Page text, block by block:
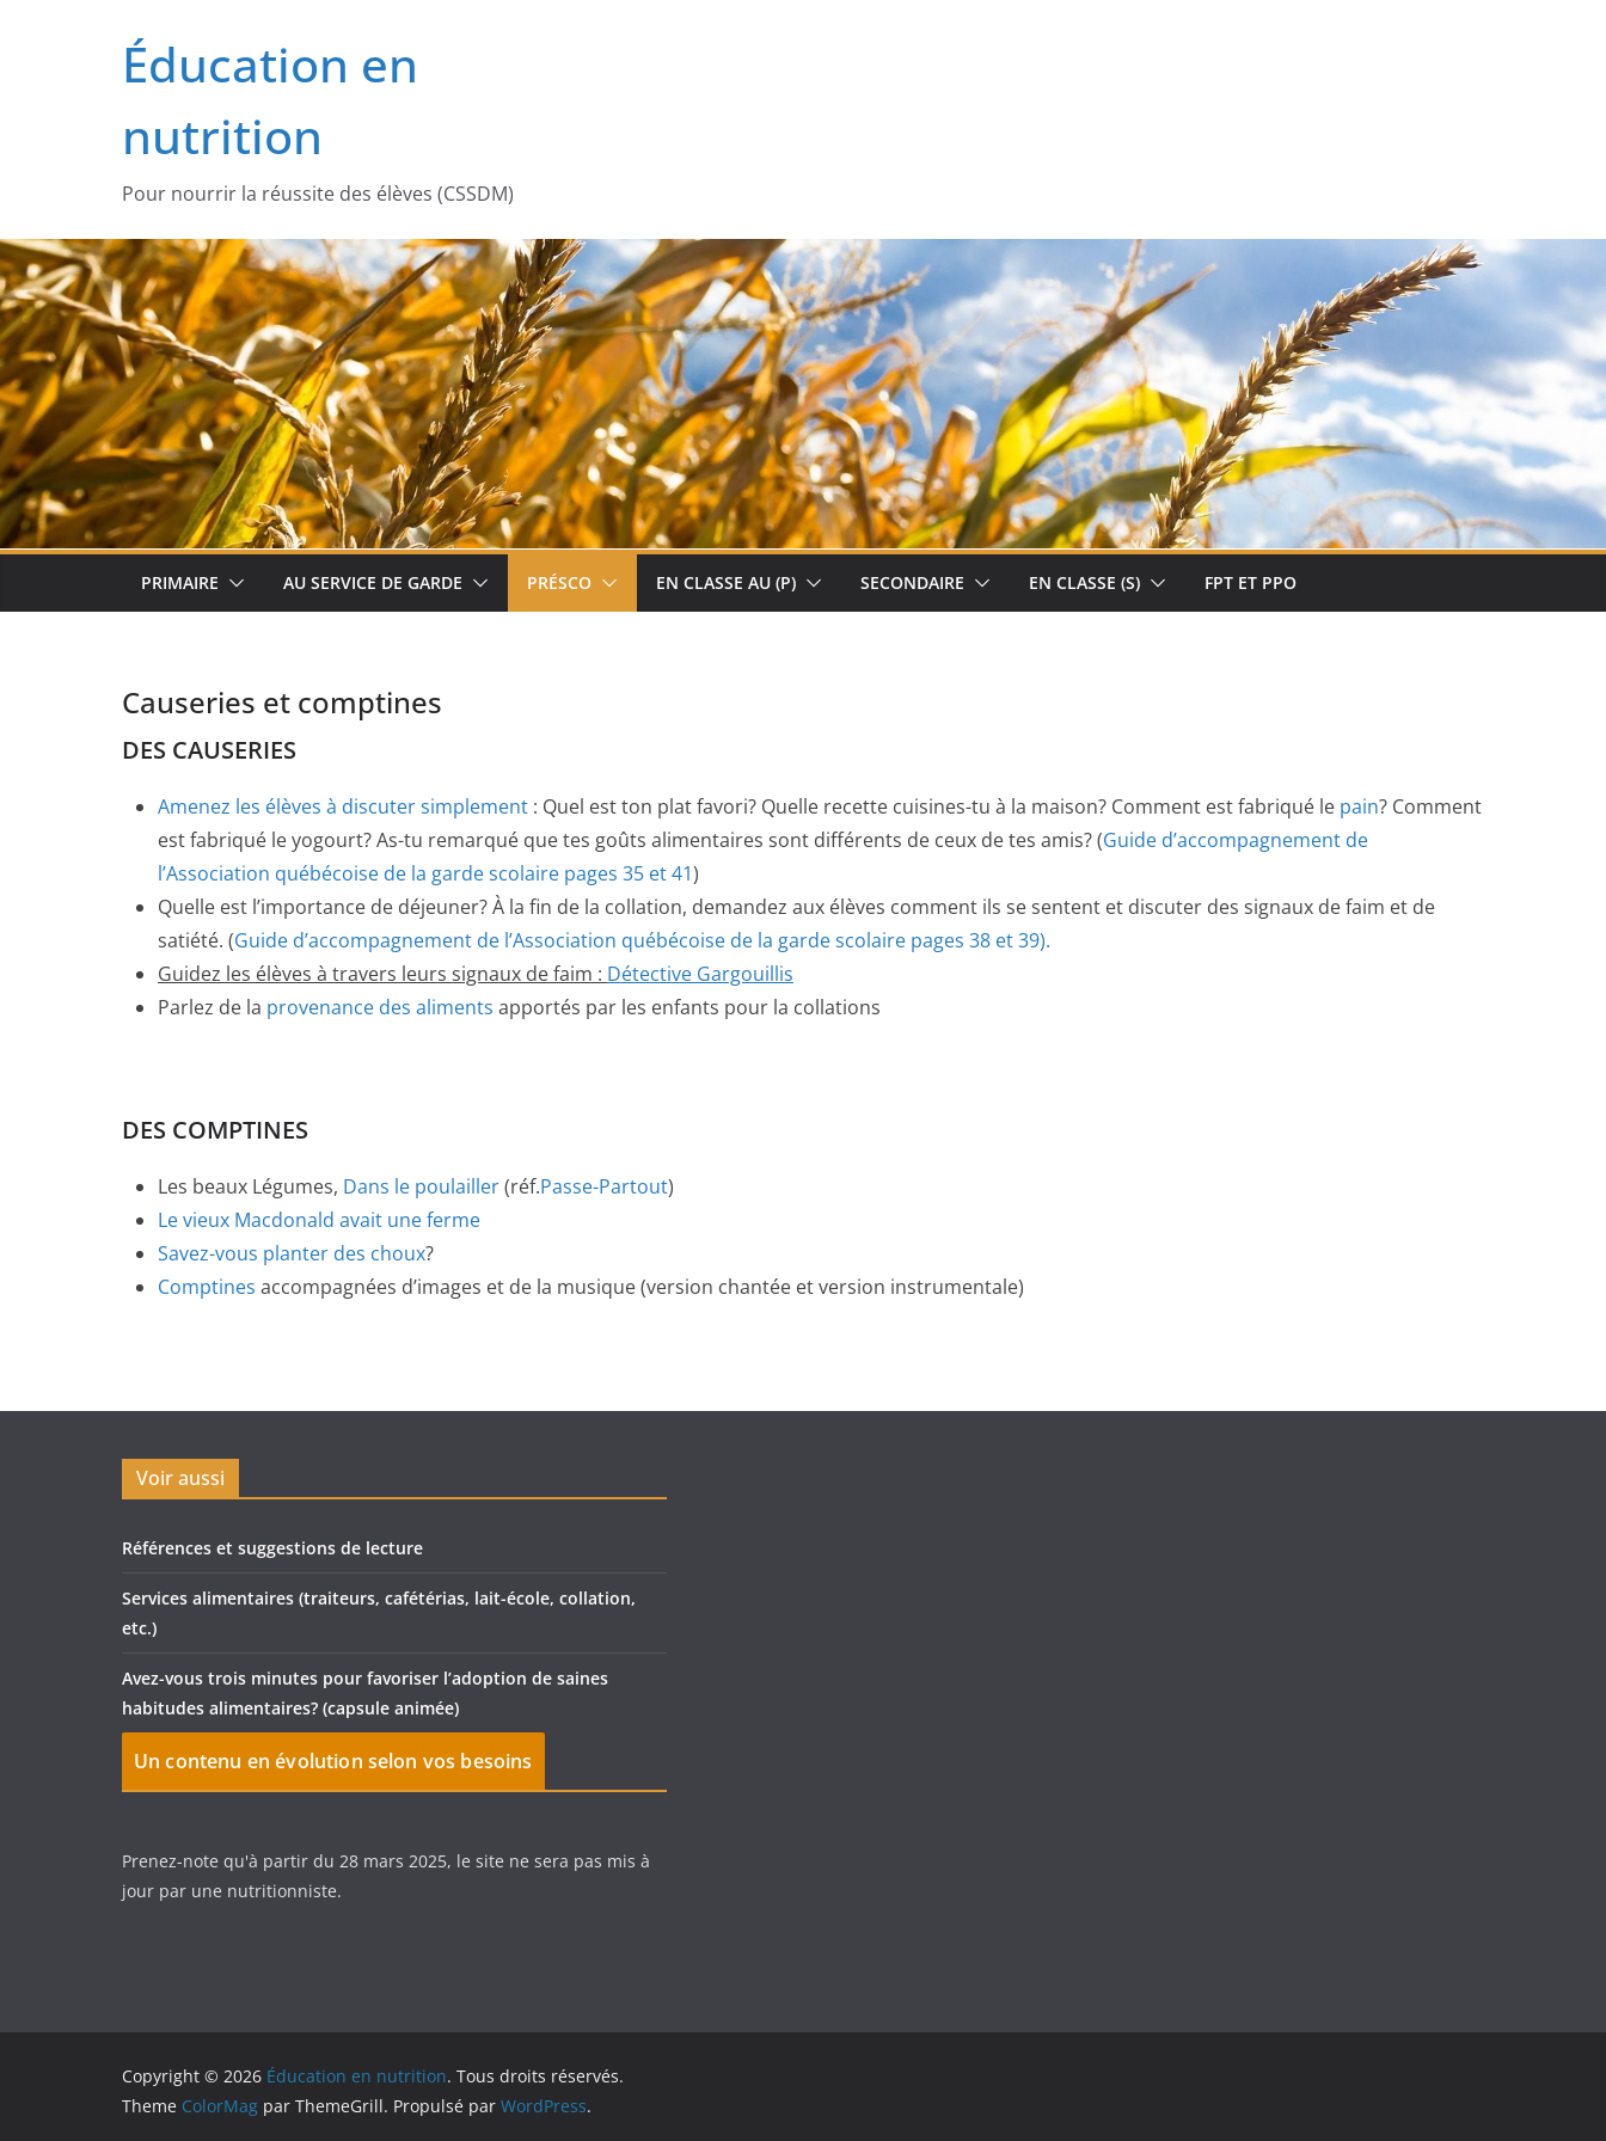
Éducation en
nutrition
Pour nourrir la réussite des élèves (CSSDM)
PRIMAIRE AU SERVICE DE GARDE PRÉSCO EN CLASSE AU (P) SECONDAIRE EN CLASSE (S) FPT ET PPO
Causeries et comptines
DES CAUSERIES
Amenez les élèves à discuter simplement : Quel est ton plat favori? Quelle recette cuisines-tu à la maison? Comment est fabriqué le pain? Comment
est fabriqué le yogourt? As-tu remarqué que tes goûts alimentaires sont différents de ceux de tes amis? (Guide d’accompagnement de
l’Association québécoise de la garde scolaire pages 35 et 41)
Quelle est l’importance de déjeuner? À la fin de la collation, demandez aux élèves comment ils se sentent et discuter des signaux de faim et de
satiété. (Guide d’accompagnement de l’Association québécoise de la garde scolaire pages 38 et 39).
Guidez les élèves à travers leurs signaux de faim : Détective Gargouillis
Parlez de la provenance des aliments apportés par les enfants pour la collations
DES COMPTINES
Les beaux Légumes, Dans le poulailler(réf.Passe-Partout)
Le vieux Macdonald avait une ferme
Savez-vous planter des choux?
Comptines accompagnées d’images et de la musique (version chantée et version instrumentale)
Voir aussi
Références et suggestions de lecture
Services alimentaires (traiteurs, cafétérias, lait-école, collation,
etc.)
Avez-vous trois minutes pour favoriser l’adoption de saines
habitudes alimentaires? (capsule animée)
Un contenu en évolution selon vos besoins
Prenez-note qu'à partir du 28 mars 2025, le site ne sera pas mis à
jour par une nutritionniste.
Copyright © 2026 Éducation en nutrition. Tous droits réservés.
Theme ColorMag par ThemeGrill. Propulsé par WordPress.